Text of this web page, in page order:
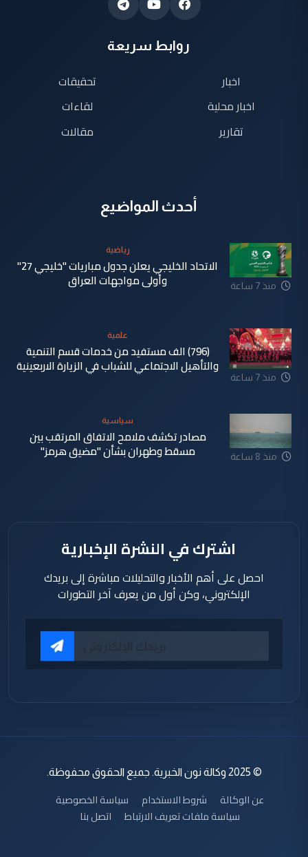
روابط سريعة
اخبار
اخبار محلية
تقارير
تحقيقات
لقاءات
مقالات
أحدث المواضيع
منذ 7 ساعة
رياضية
الاتحاد الخليجي يعلن جدول مباريات "خليجي 27"
وأولى مواجهات العراق
منذ 7 ساعة
علمية
(796) الف مستفيد من خدمات قسم التنمية
والتأهيل الاجتماعي للشباب في الزيارة الاربعينية
منذ 8 ساعة
سياسية
مصادر تكشف ملامح الاتفاق المرتقب بين
مسقط وطهران بشأن "مضيق هرمز"
اشترك في النشرة الإخبارية
احصل على أهم الأخبار والتحليلات مباشرة إلى بريدك
الإلكتروني، وكن أول من يعرف آخر التطورات
© 2025 وكالة نون الخبرية. جميع الحقوق محفوظة.
عن الوكالة شروط الاستخدام
سياسة الخصوصية
سياسة ملفات تعريف الارتباط
اتصل بنا